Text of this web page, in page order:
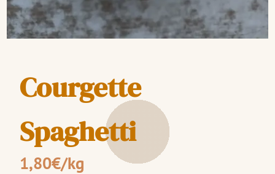
Courgette
Spaghetti
1,80€/kg